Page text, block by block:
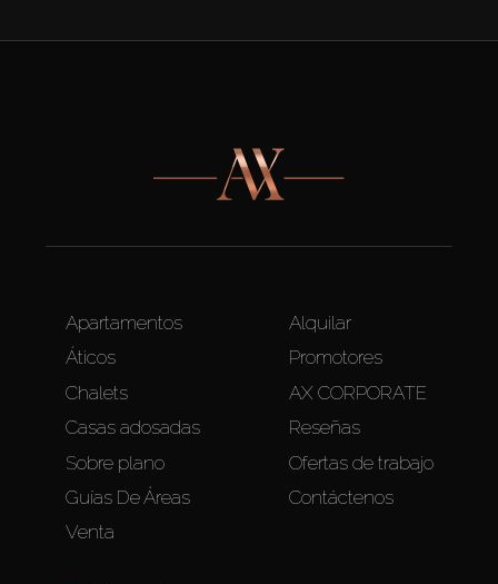
Apartamentos
Áticos
Chalets
Casas adosadas
Sobre plano
Guías De Áreas
Venta
Alquilar
Promotores
AX CORPORATE
Reseñas
Ofertas de trabajo
Contáctenos